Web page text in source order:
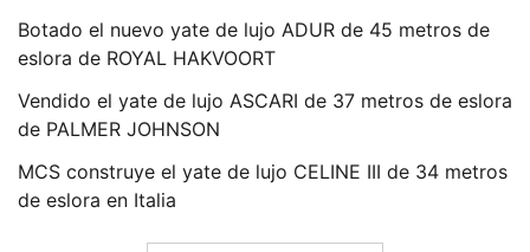
Botado el nuevo yate de lujo ADUR de 45 metros de
eslora de ROYAL HAKVOORT
Vendido el yate de lujo ASCARI de 37 metros de eslora
de PALMER JOHNSON
MCS construye el yate de lujo CELINE III de 34 metros
de eslora en Italia